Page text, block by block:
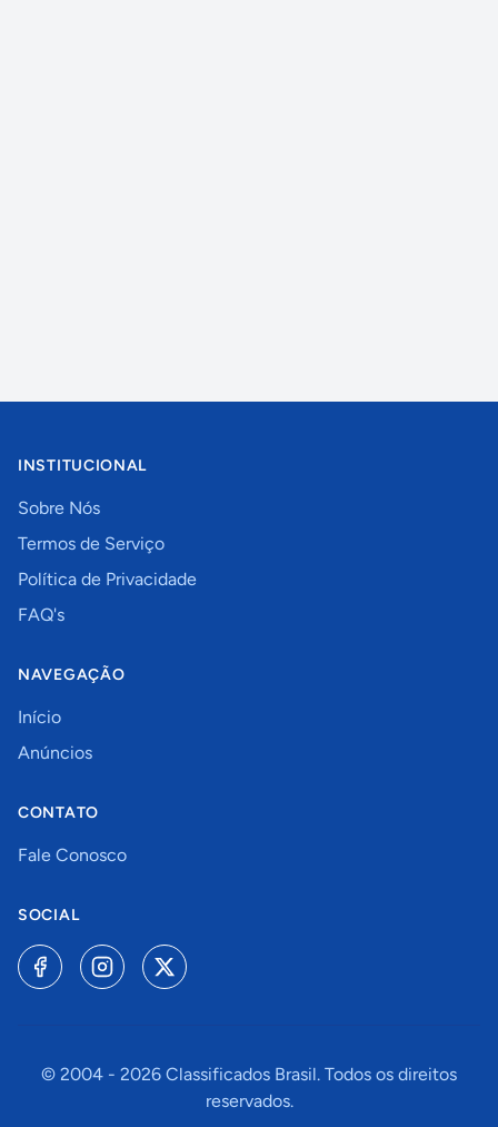
INSTITUCIONAL
Sobre Nós
Termos de Serviço
Política de Privacidade
FAQ's
NAVEGAÇÃO
Início
Anúncios
CONTATO
Fale Conosco
SOCIAL
© 2004 - 2026 Classificados Brasil. Todos os direitos
reservados.